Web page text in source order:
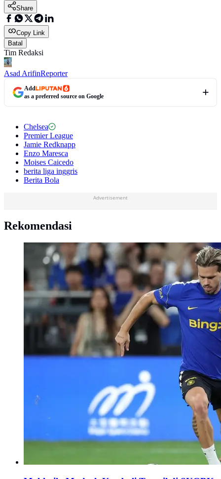
Share
Copy Link
Batal
Tim Redaksi
Asad ArifinReporter
Add
as a preferred source on Google
Chelsea
Premier League
Jamie Redknapp
Enzo Maresca
Moises Caicedo
berita liga inggris
Berita Bola
Advertisement
Rekomendasi